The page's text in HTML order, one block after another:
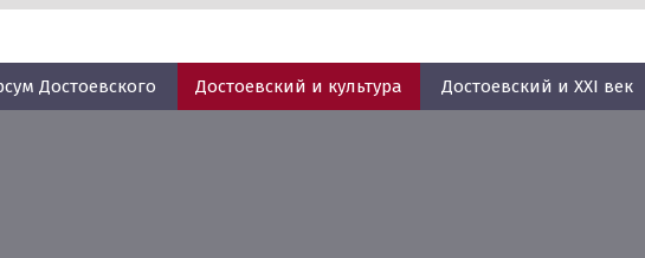
Достоевского Достоевский и культура Достоевский и XXI век